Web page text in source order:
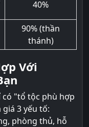
40%
90% (thần
thánh)
Với
"tổ tộc phù hợp
3 yếu tố:
phòng thủ, hỗ